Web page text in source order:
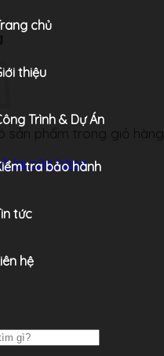
sản phẩm trong giỏ hàng.
lại cửa hàng
chủ
thiệu
Trình & Dự Án
tra bảo hành
tức
hệ